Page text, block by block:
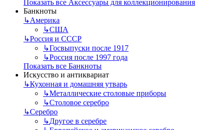
Показать все Аксессуары для коллекционирования
Банкноты
↳Америка
↳США
↳Россия и СССР
↳Госвыпуски после 1917
↳Россия после 1997 года
Показать все Банкноты
Искусство и антиквариат
↳Кухонная и домашняя утварь
↳Металлические столовые приборы
↳Столовое серебро
↳Серебро
↳Другое в серебре